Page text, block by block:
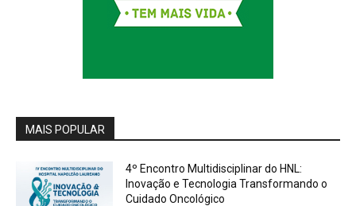
MAIS POPULAR
4º Encontro Multidisciplinar do HNL:
Inovação e Tecnologia Transformando o
Cuidado Oncológico